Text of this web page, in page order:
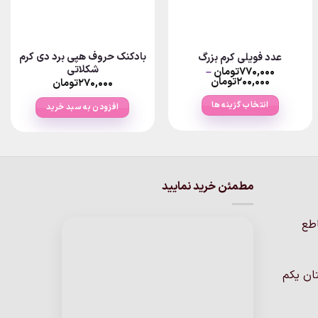
عدد فویلی کرم بزرگ
۷۷۰,۰۰۰تومان–
۲۰۰,۰۰۰تومان
through انتخاب گزینه ها
مختلفی
بادکنک حروف هپی برد دی کرم
شکلاتی
۲۷۰,۰۰۰تومان
افزودن به سبد خرید
یکم
مطمئن خرید نمایید